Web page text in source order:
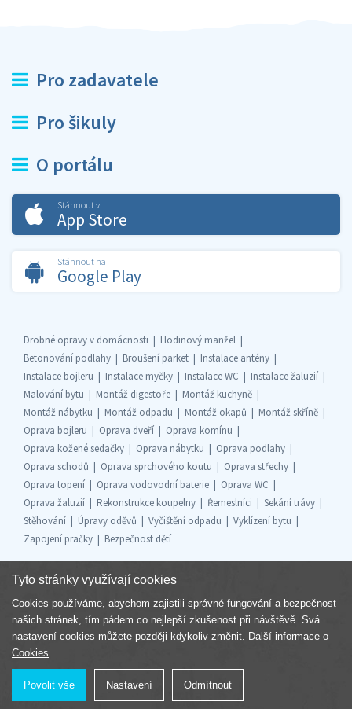
Pro zadavatele
Pro šikuly
O portálu
Stáhnout v
App Store
Stáhnout na
Google Play
Drobné opravy v domácnosti
Hodinový manžel
Betonování podlahy
Broušení parket
Instalace antény
Instalace bojleru
Instalace myčky Instalace WC
Instalace žaluzií
Malování bytu
Montáž digestoře
Montáž kuchyně
Montáž nábytku
Montáž odpadu Montáž okapů
Montáž skříně
Oprava bojleru
Oprava dveří
Oprava komínu
Oprava kožené sedačky
Oprava nábytku
Oprava podlahy
Oprava schodů
Oprava sprchového koutu
Oprava střechy
Oprava topení
Oprava vodovodní baterie
Oprava WC
Oprava žaluzií
Rekonstrukce koupelny Řemeslníci
Sekání trávy
Stěhování
Úpravy oděvů Vyčištění odpadu
Vyklízení bytu
Zapojení pračky
Bezpečnost dětí
Součást skupiny
Tyto stránky využívají cookies
Cookies používáme, abychom zajistili správné fungování a bezpečnost
našich stránek, tím pádem co nejlepší zkušenost při návštěvě. Svá
nastavení cookies můžete později kdykoliv změnit. Další informace o
Cookies
Povolit vše Nastavení Odmítnout